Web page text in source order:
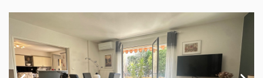
Gestion
Nos agences